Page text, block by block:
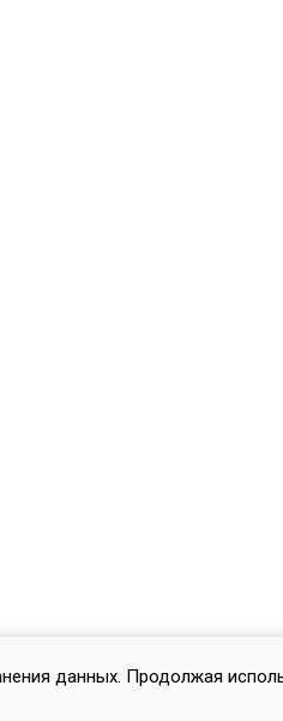
данных. Продолжая